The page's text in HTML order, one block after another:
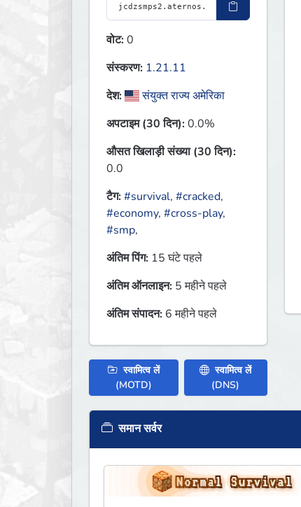
वोट:0
संस्करण: 1.21.11
देश:
संयुक्त राज्य अमेरिका
अपटाइम (30 दिन):0.0%
औसत खिलाड़ी संख्या (30 दिन):
0.0
टैग:#survival, #cracked,
#economy, #cross-play,
#smp,
अंतिम पिंग: 15 घंटे पहले
अंतिम ऑनलाइन: 5 महीने पहले
अंतिम संपादन: 6 महीने पहले
स्वामित्व लें
(MOTD)
स्वामित्व लें
(DNS)
समान सर्वर